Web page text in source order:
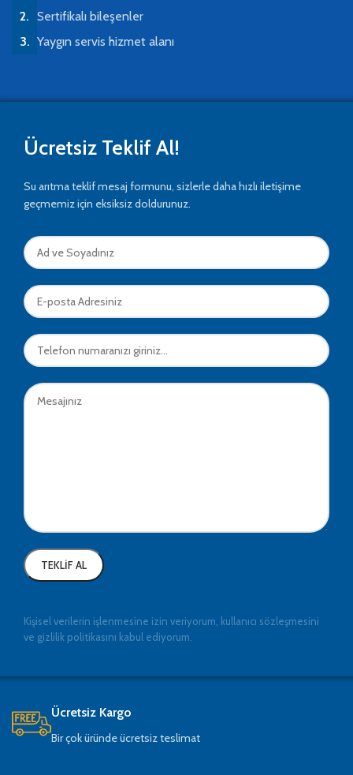
Sertifikalı bileşenler
Yaygın servis hizmet alanı
Ücretsiz Teklif Al!
Su arıtma teklif mesaj formunu, sizlerle daha hızlı iletişime
geçmemiz için eksiksiz doldurunuz.
Kişisel verilerin işlenmesine izin veriyorum, kullanıcı sözleşmesini
ve gizlilik politikasını kabul ediyorum.
Ücretsiz Kargo
Bir çok üründe ücretsiz teslimat